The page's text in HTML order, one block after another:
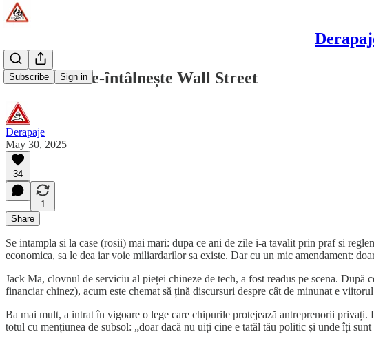
Subscribe Sign in
Când Mao re-întâlnește Wall Street
Derapaje
May 30, 2025
34
1
Share
Se intampla si la case (rosii) mai mari: dupa ce ani de zile i-a tavalit prin praf si
economica, sa le dea iar voie miliardarilor sa existe. Dar cu un mic amendament:
Jack Ma, clovnul de serviciu al pieței chineze de tech, a fost readus pe scena.
financiar chinez), acum este chemat să țină discursuri despre cât de minunat e
Ba mai mult, a intrat în vigoare o lege care chipurile protejează antreprenorii
totul cu mențiunea de subsol: „doar dacă nu uiți cine e tatăl tău politic și unde îți